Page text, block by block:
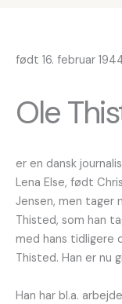
født 16. februar
Ole
er en dansk
Lena Else, født
Jensen, men tager
Thisted, som han
med hans tidligere
Thisted. Han er nu
Han har bl.a.